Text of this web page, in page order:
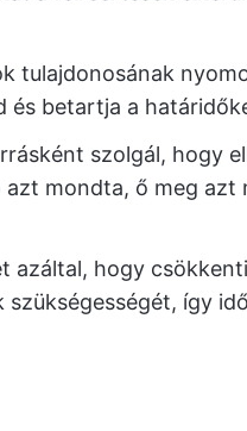
tulajdonosának
és betartja a
szolgál, hogy
mondta, ő meg azt
azáltal, hogy
így